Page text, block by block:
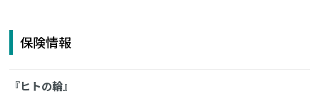
保険情報
『ヒトの輪』